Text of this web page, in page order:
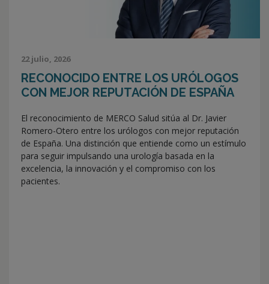
22 julio, 2026
RECONOCIDO ENTRE LOS URÓLOGOS
CON MEJOR REPUTACIÓN DE ESPAÑA
El reconocimiento de MERCO Salud sitúa al Dr. Javier
Romero-Otero entre los urólogos con mejor reputación
de España. Una distinción que entiende como un estímulo
para seguir impulsando una urología basada en la
excelencia, la innovación y el compromiso con los
pacientes.